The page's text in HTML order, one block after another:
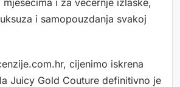
i samopouzdanja svakoj
cijenimo iskrena
Juicy Gold Couture definitivno je